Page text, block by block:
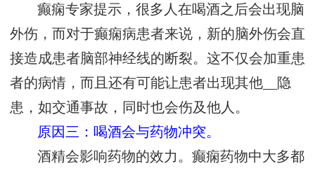
癫痫专家提示，很多人在喝酒之后会出现脑
外伤，而对于癫痫病患者来说，新的脑外伤会直
接造成患者脑部神经线的断裂。这不仅会加重患
者的病情，而且还有可能让患者出现其他__隐
患，如交通事故，同时也会伤及他人。
原因三：喝酒会与药物冲突。
酒精会影响药物的效力。癫痫药物中大多都